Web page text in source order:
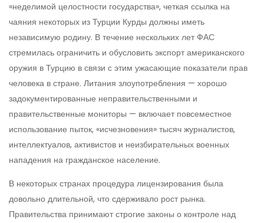
«неделимой целостности государства», четкая ссылка на
чаяния некоторых из Турции Курды должны иметь
независимую родину. В течение нескольких лет ФАС
стремилась ограничить и обусловить экспорт американского
оружия в Турцию в связи с этим ужасающие показатели прав
человека в стране. Литания злоупотребления — хорошо
задокументированные неправительственными и
правительственные мониторы — включает повсеместное
использование пыток, «исчезновения» тысяч журналистов,
интеллектуалов, активистов и неизбирательных военных
нападения на гражданское население.
В некоторых странах процедура лицензирования была
довольно длительной, что сдерживало рост рынка.
Правительства принимают строгие законы о контроле над